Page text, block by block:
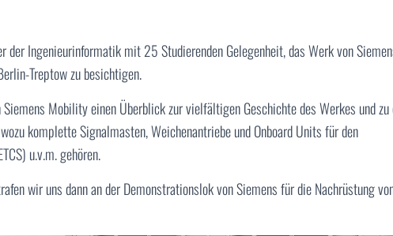
Ingenieurinformatik mit 25 Studierenden Gelegenheit, das Werk von
Treptow zu besichtigen.
Mobility einen Überblick zur vielfältigen Geschichte des Werkes und zu
komplette Signalmasten, Weichenantriebe und Onboard Units für den
u.v.m. gehören.
wir uns dann an der Demonstrationslok von Siemens für die Nachrüstung